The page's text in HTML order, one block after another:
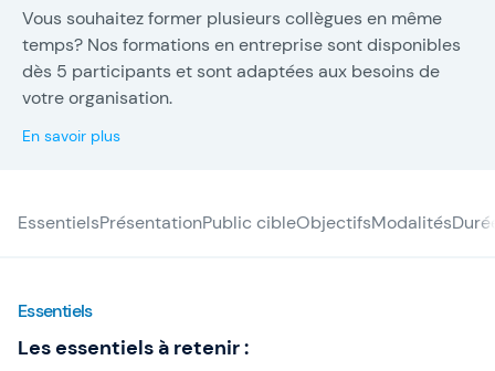
Gladwell Academy
Gladwell Academy accompagne les professionnels
ambitieux grâce à des formations pratiques en Agile,
SAFe et Intelligence Artificielle. À travers l’expertise, le
conseil et des leviers d’action concrets, nous aidons les
Vous souhaitez former plusieurs collègues en même
temps? Nos formations en entreprise sont disponibles
dès 5 participants et sont adaptées aux besoins de
votre organisation.
En savoir plus
EssentielsPrésentationPublic cibleObjectifsModalités
Essentiels
Les essentiels à retenir :